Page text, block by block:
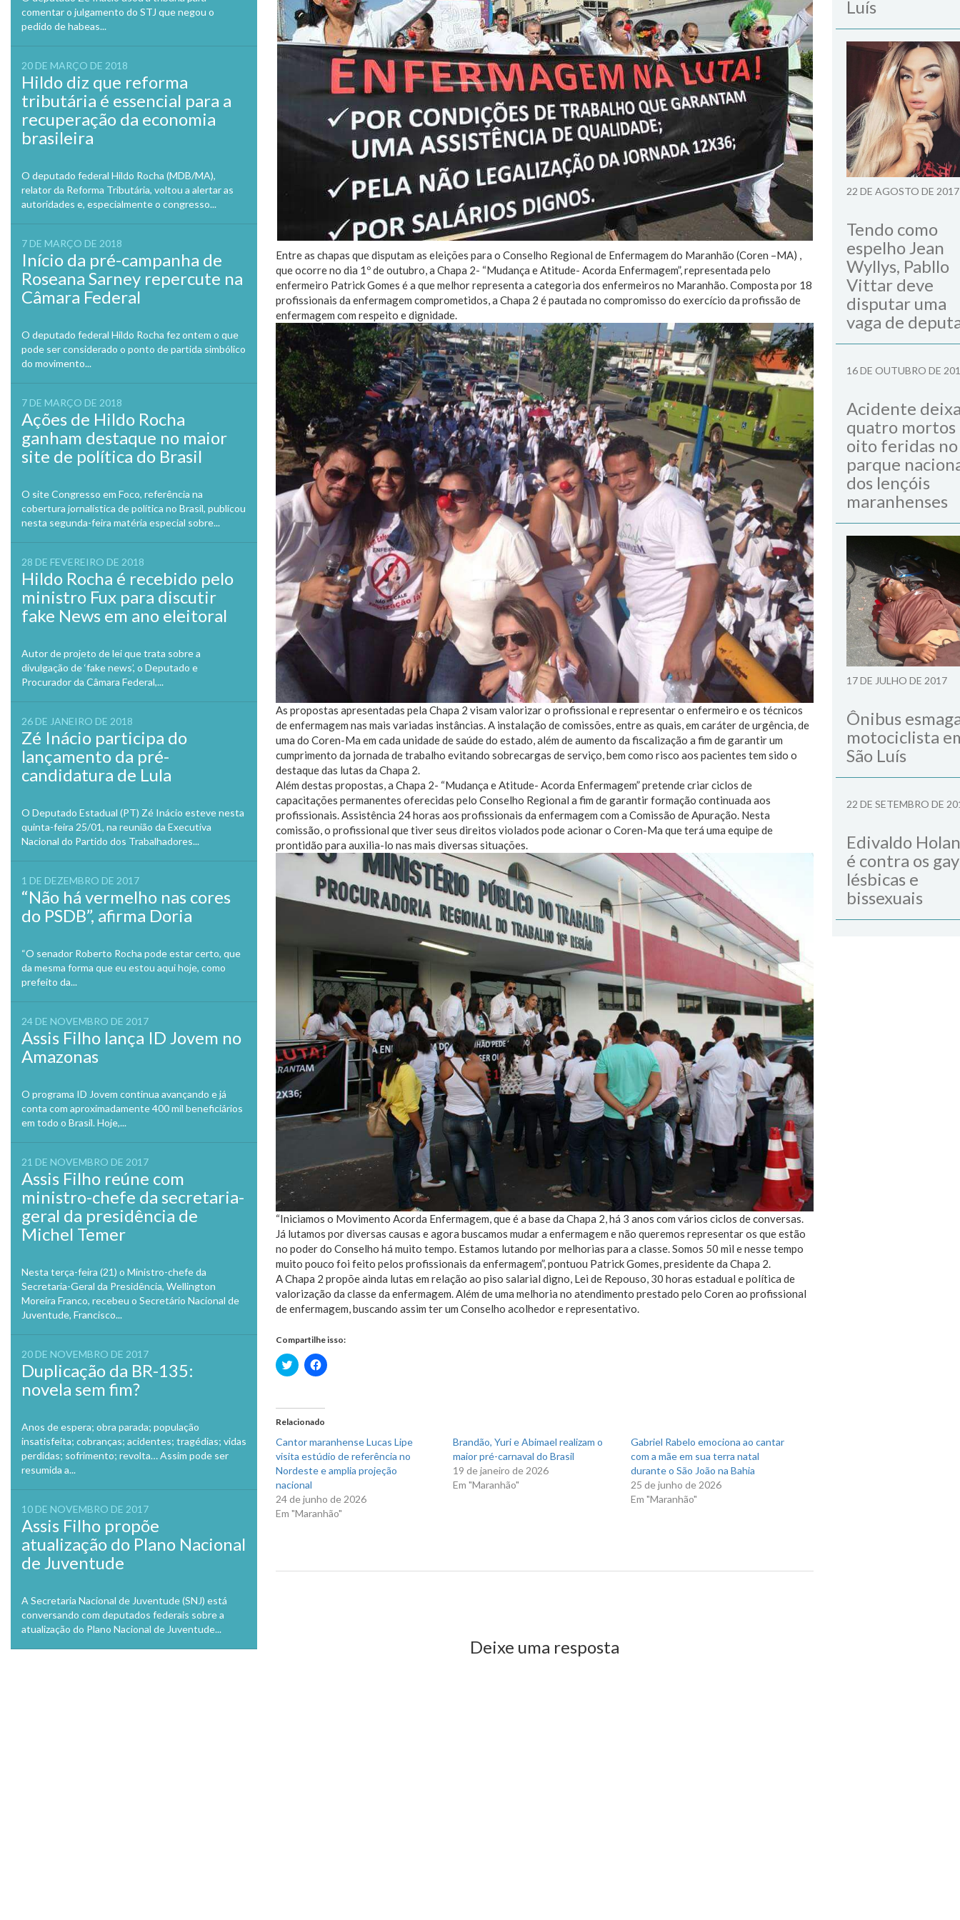
comentar o julgamento do STJ que negou o
pedido de habeas...
20 DE MARÇO DE 2018
Hildo diz que reforma
tributária é essencial para a
recuperação da economia
brasileira
O deputado federal Hildo Rocha (MDB/MA),
relator da Reforma Tributária, voltou a alertar as
autoridades e, especialmente o congresso...
7 DE MARÇO DE 2018
Início da pré-campanha de
Roseana Sarney repercute na
Câmara Federal
O deputado federal Hildo Rocha fez ontem o que
pode ser considerado o ponto de partida simbólico
do movimento...
7 DE MARÇO DE 2018
Ações de Hildo Rocha
ganham destaque no maior
site de política do Brasil
O site Congresso em Foco, referência na
cobertura jornalística de política no Brasil, publicou
nesta segunda-feira matéria especial sobre...
28 DE FEVEREIRO DE 2018
Hildo Rocha é recebido pelo
ministro Fux para discutir
fake News em ano eleitoral
Autor de projeto de lei que trata sobre a
divulgação de ‘fake news’, o Deputado e
Procurador da Câmara Federal,...
26 DE JANEIRO DE 2018
Zé Inácio participa do
lançamento da pré-
candidatura de Lula
O Deputado Estadual (PT) Zé Inácio esteve nesta
quinta-feira 25/01, na reunião da Executiva
Nacional do Partido dos Trabalhadores...
1 DE DEZEMBRO DE 2017
“Não há vermelho nas cores
do PSDB”, afirma Doria
“O senador Roberto Rocha pode estar certo, que
da mesma forma que eu estou aqui hoje, como
prefeito da...
24 DE NOVEMBRO DE 2017
Assis Filho lança ID Jovem no
Amazonas
O programa ID Jovem continua avançando e já
conta com aproximadamente 400 mil beneficiários
em todo o Brasil. Hoje,...
21 DE NOVEMBRO DE 2017
Assis Filho reúne com
ministro-chefe da secretaria-
geral da presidência de
Michel Temer
Nesta terça-feira (21) o Ministro-chefe da
Secretaria-Geral da Presidência, Wellington
Moreira Franco, recebeu o Secretário Nacional de
Juventude, Francisco...
20 DE NOVEMBRO DE 2017
Duplicação da BR-135:
novela sem fim?
Anos de espera; obra parada; população
insatisfeita; cobranças; acidentes; tragédias; vidas
perdidas; sofrimento; revolta… Assim pode ser
resumida a...
10 DE NOVEMBRO DE 2017
Assis Filho propõe
atualização do Plano Nacional
de Juventude
A Secretaria Nacional de Juventude (SNJ) está
conversando com deputados federais sobre a
atualização do Plano Nacional de Juventude...
Entre as chapas que disputam as eleições para o Conselho Regional de Enfermagem do Maranhão (Coren –MA) ,
que ocorre no dia 1º de outubro, a Chapa 2- “Mudança e Atitude- Acorda Enfermagem”, representada pelo
enfermeiro Patrick Gomes é a que melhor representa a categoria dos enfermeiros no Maranhão. Composta por 18
profissionais da enfermagem comprometidos, a Chapa 2 é pautada no compromisso do exercício da profissão de
enfermagem com respeito e dignidade.
As propostas apresentadas pela Chapa 2 visam valorizar o profissional e representar o enfermeiro e os técnicos
de enfermagem nas mais variadas instâncias. A instalação de comissões, entre as quais, em caráter de urgência, de
uma do Coren-Ma em cada unidade de saúde do estado, além de aumento da fiscalização a fim de garantir um
cumprimento da jornada de trabalho evitando sobrecargas de serviço, bem como risco aos pacientes tem sido o
destaque das lutas da Chapa 2.
Além destas propostas, a Chapa 2- “Mudança e Atitude- Acorda Enfermagem” pretende criar ciclos de
capacitações permanentes oferecidas pelo Conselho Regional a fim de garantir formação continuada aos
profissionais. Assistência 24 horas aos profissionais da enfermagem com a Comissão de Apuração. Nesta
comissão, o profissional que tiver seus direitos violados pode acionar o Coren-Ma que terá uma equipe de
prontidão para auxilia-lo nas mais diversas situações.
“Iniciamos o Movimento Acorda Enfermagem, que é a base da Chapa 2, há 3 anos com vários ciclos de conversas.
Já lutamos por diversas causas e agora buscamos mudar a enfermagem e não queremos representar os que estão
no poder do Conselho há muito tempo. Estamos lutando por melhorias para a classe. Somos 50 mil e nesse tempo
muito pouco foi feito pelos profissionais da enfermagem”, pontuou Patrick Gomes, presidente da Chapa 2.
A Chapa 2 propõe ainda lutas em relação ao piso salarial digno, Lei de Repouso, 30 horas estadual e política de
valorização da classe da enfermagem. Além de uma melhoria no atendimento prestado pelo Coren ao profissional
de enfermagem, buscando assim ter um Conselho acolhedor e representativo.
Compartilhe isso:
Clique
para
em
nova
janela)
Clique
para
em
nova
janela)
Relacionado
Cantor maranhense Lucas Lipe
visita estúdio de referência no
Nordeste e amplia projeção
nacional
24 de junho de 2026
Em "Maranhão"
Brandão, Yuri e Abimael realizam o
maior pré-carnaval do Brasil
19 de janeiro de 2026
Em "Maranhão"
Gabriel Rabelo emociona ao cantar
com a mãe em sua terra natal
durante o São João na Bahia
25 de junho de 2026
Em "Maranhão"
Deixe uma resposta
Luís
22 DE AGOSTO DE 2017
Tendo como
espelho Jean
Wyllys, Pabllo
Vittar deve
disputar uma
vaga de
16 DE OUTUBRO DE
Acidente
quatro mortos
oito feridas no
parque
dos lençóis
maranhenses
17 DE JULHO DE 2017
Ônibus
motociclista
São Luís
22 DE SETEMBRO DE
Edivaldo
é contra os
lésbicas e
bissexuais